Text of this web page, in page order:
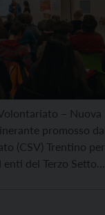
– Nuova
promosso dal
(CSV) Trentino per
del Terzo Settore